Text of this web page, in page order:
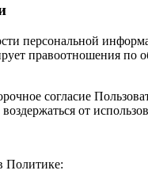
персональной
правоотношения по
согласие
от
Политике: